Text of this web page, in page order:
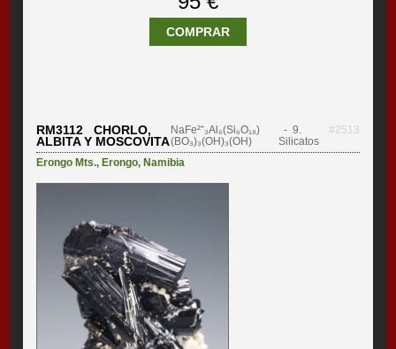
COMPRAR
RM3112 CHORLO,
ALBITA Y MOSCOVITA
NaFe²⁺₃Al₆(Si₆O₁₈)
(BO₃)₃(OH)₃(OH)
- 9.
Silicatos
#2513
Erongo Mts., Erongo, Namibia